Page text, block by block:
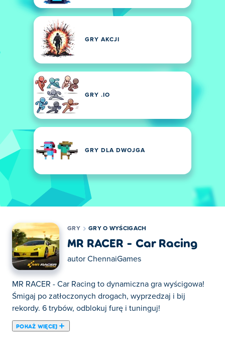
GRY AKCJI
GRY .IO
GRY DLA DWOJGA
GRY GRY O WYŚCIGACH
MR RACER - Car Racing
autor ChennaiGames
MR RACER - Car Racing to dynamiczna gra wyścigowa!
Śmigaj po zatłoczonych drogach, wyprzedzaj i bij
rekordy. 6 trybów, odblokuj furę i tuninguj!
POKAŻ WIĘCEJ